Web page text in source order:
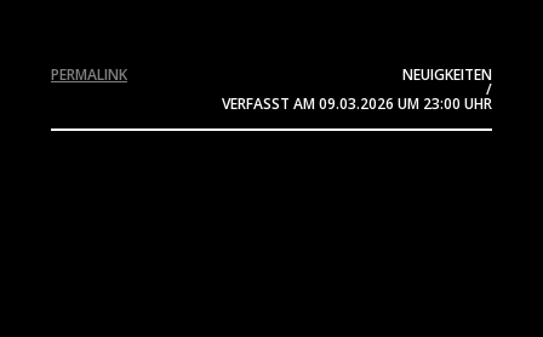
NEUIGKEITEN
/
VERFASST AM09.03.2026 UM 23:00 UHR
PERMALINK